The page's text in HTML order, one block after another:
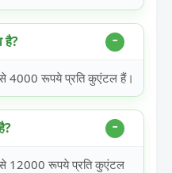
है?
4000 रूपये प्रति कुएंटल हैं।
12000 रूपये प्रति कुएंटल